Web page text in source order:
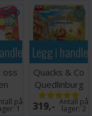
oss
på
1
Legg i
Quacks & Co
Quedlinburg
Dash
Brettspill
319,- Antall på
lager:2